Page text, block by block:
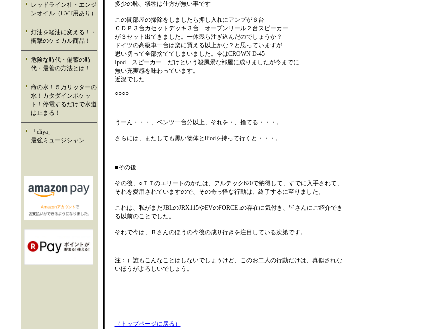
レッドライン社・エンジ
ンオイル（CVT用あり）
灯油を軽油に変える！・
衝撃のケミカル商品！
危険な時代・備蓄の時
代・最善の方法とは！
命の水！５万リッターの
水！カタダインポケッ
ト！停電するだけで水道
は止まる！
「eliya」
最強ミュージシャン
多少の恥、犠牲は仕方が無い事です
この間部屋の掃除をしましたら押し入れにアンプが６台
ＣＤＰ３台カセットデッキ３台 オープンリール２台スピーカー
が３セット出てきました。一体幾ら注ぎ込んだのでしょうか？
ドイツの高級車一台は楽に買える以上かな？と思っていますが
思い切って全部捨ててしまいました。今はCROWN D-45
Ipod スピーカー だけという殺風景な部屋に成りましたが今までに
無い充実感を味わっています。
近況でした
○○○○
うーん・・・、ベンツ一台分以上、それを・、捨てる・・・。
さらには、またしても黒い物体とiPodを持って行くと・・・。
■その後
その後、○ＴＴのエリートのかたは、アルテック620で納得して、すでに入手されて、
それを愛用されていますので、その奇っ怪な行動は、終了するに至りました。
これは、私がまだJBLのJRX115やEVのFORCE iの存在に気付き、皆さんにご紹介でき
る以前のことでした。
それで今は、Ｂさんのほうの今後の成り行きを注目している次第です。
注：）誰もこんなことはしないでしょうけど、このお二人の行動だけは、真似されな
いほうがよろしいでしょう。
（トップページに戻る）